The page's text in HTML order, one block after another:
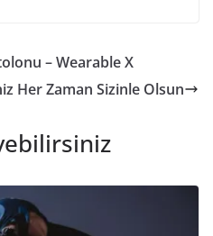
– Wearable X
Her Zaman Sizinle Olsun